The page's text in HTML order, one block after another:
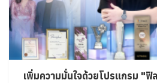
เพิ่มความมั่นใจด้วยโปรแกรม "ฟิ